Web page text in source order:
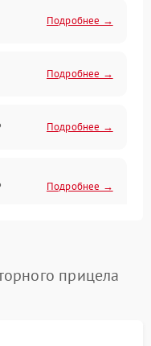
Подробнее →
Подробнее →
Подробнее →
Подробнее →
прицела